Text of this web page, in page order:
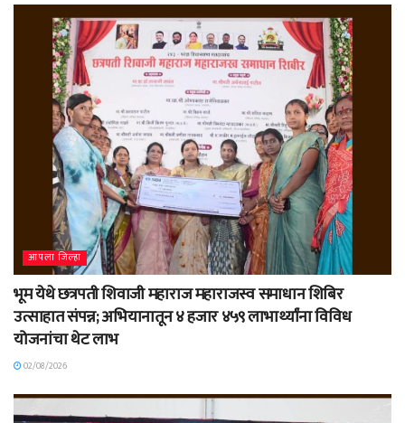
आपला जिल्हा
भूम येथे छत्रपती शिवाजी महाराज महाराजस्व समाधान शिबिर
उत्साहात संपन्न; अभियानातून ४ हजार ४५९ लाभार्थ्यांना विविध
योजनांचा थेट लाभ
02/08/2026